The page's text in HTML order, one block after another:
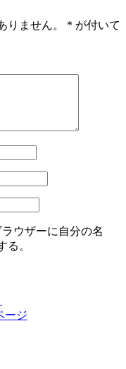
りません。 * が付いて
ウザーに自分の名
る。